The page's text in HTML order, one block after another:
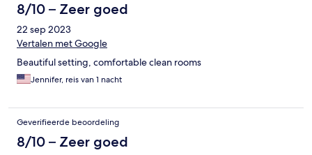
8/10 – Zeer goed
22 sep 2023
Vertalen met Google
Beautiful setting, comfortable clean rooms
Jennifer, reis van 1 nacht
Geverifieerde beoordeling
8/10 – Zeer goed